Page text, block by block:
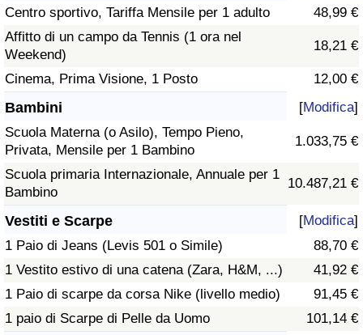
Centro sportivo, Tariffa Mensile per 1 adulto
48,99 €
Affitto di un campo da Tennis (1 ora nel
Weekend)
18,21 €
Cinema, Prima Visione, 1 Posto 12,00 €
Bambini [Modifica]
Scuola Materna (o Asilo), Tempo Pieno,
Privata, Mensile per 1 Bambino
1.033,75 €
Scuola primaria Internazionale, Annuale per 1
Bambino
10.487,21 €
Vestiti e Scarpe [Modifica]
1 Paio di Jeans (Levis 501 o Simile)
88,70 €
1 Vestito estivo di una catena (Zara, H&M, ...)
41,92 €
1 Paio di scarpe da corsa Nike (livello medio)
91,45 €
1 paio di Scarpe di Pelle da Uomo
101,14 €